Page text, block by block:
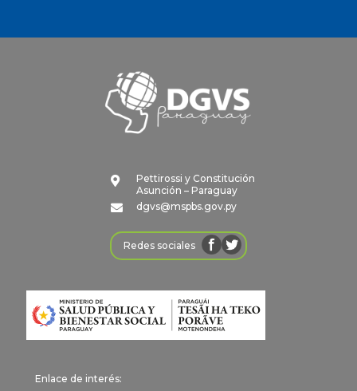

Pettirossi y Constitución
Asunción – Paraguay

dgvs@mspbs.gov.py
Redes sociales
Enlace de interés: